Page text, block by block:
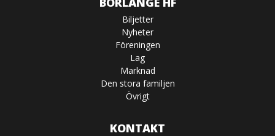
Biljetter
Nyheter
Föreningen
Lag
Marknad
Den stora familjen
Övrigt
KONTAKT